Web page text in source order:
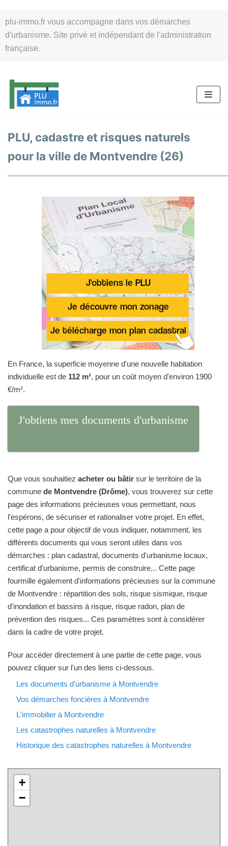
plu-immo.fr vous accompagne dans vos démarches
d'urbanisme. Site privé et indépendant de l'administration
française.
au
contenu
PLU, cadastre et risques naturels
pour la ville de Montvendre (26)
En France, la superficie moyenne d'une nouvelle habitation
individuelle est de 112 m², pour un coût moyen d'environ 1900
€/m².
J'obtiens mes documents d'urbanisme
Que vous souhaitiez acheter ou bâtir sur le territoire de la
commune de Montvendre (Drôme), vous trouverez sur cette
page des informations précieuses vous permettant, nous
l'espérons, de sécuriser et rationaliser votre projet. En effet,
cette page a pour objectif de vous indiquer, notamment, les
différents documents qui vous seront utiles dans vos
démarches : plan cadastral, documents d'urbanisme locaux,
certificat d'urbanisme, permis de construire... Cette page
fourmille également d'informations précieuses sur la commune
de Montvendre : répartition des sols, risque sismique, risque
d'inondation et bassins à risque, risque radon, plan de
prévention des risques... Ces paramètres sont à considérer
dans la cadre de votre projet.
Pour accéder directement à une partie de cette page, vous
pouvez cliquer sur l'un des liens ci-dessous.
Les documents d'urbanisme à Montvendre
Vos démarches foncières à Montvendre
L'immobilier à Montvendre
Les catastrophes naturelles à Montvendre
Historique des catastrophes naturelles à Montvendre
+
−